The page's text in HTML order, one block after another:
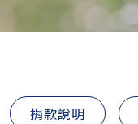
捐款說明